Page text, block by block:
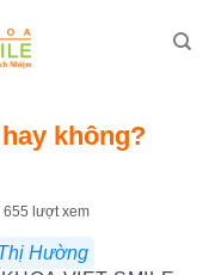
không?
655 lượt xem
Hường